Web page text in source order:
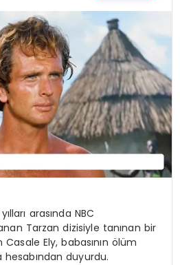
arasında NBC
Tarzan dizisiyle tanınan bir
Casale Ely, babasının ölüm
duyurdu.